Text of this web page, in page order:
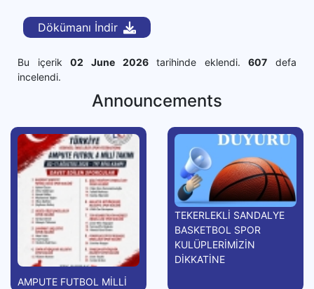
Dökümanı İndir
Bu içerik02 June 2026tarihinde eklendi.607 defa
incelendi.
Announcements
AMPUTE FUTBOL MİLLİ
TEKERLEKLİ SANDALYE
BASKETBOL SPOR
KULÜPLERİMİZİN
DİKKATİNE